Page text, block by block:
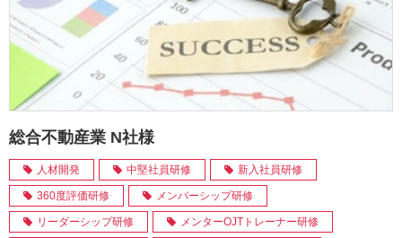
総合不動産業 N社様
人材開発 中堅社員研修 新入社員研修
360度評価研修 メンバーシップ研修
リーダーシップ研修 メンターOJTトレーナー研修